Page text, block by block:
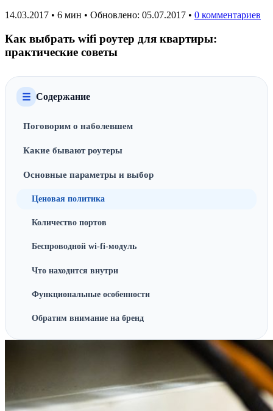
14.03.2017 • 6 мин • Обновлено: 05.07.2017 • 0 комментариев
Как выбрать wifi роутер для квартиры:
практические советы
☰ Содержание
Поговорим о наболевшем
Какие бывают роутеры
Основные параметры и выбор
Ценовая политика
Количество портов
Беспроводной wi-fi-модуль
Что находится внутри
Функциональные особенности
Обратим внимание на бренд